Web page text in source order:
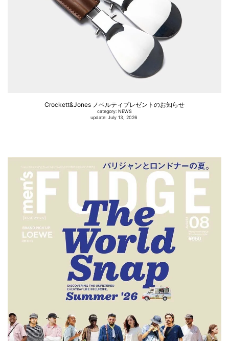
Crockett&Jones ノベルティプレゼントのお知らせ
category: NEWS
update: July 13, 2026